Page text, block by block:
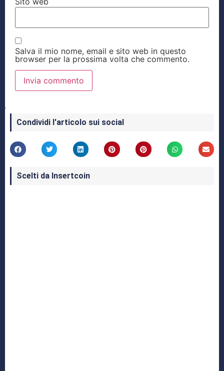
Salva il mio nome, email e sito web in questo
browser per la prossima volta che commento.
Condividi l'articolo sui social
Scelti da Insertcoin